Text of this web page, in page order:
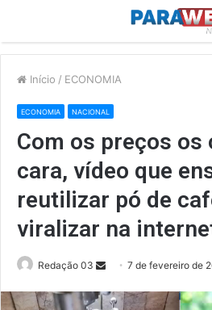
Início / ECONOMIA
ECONOMIA NACIONAL
Com os preços os
cara, vídeo que
reutilizar pó de
viralizar na
Redação 03
Send
email
7 de fevereiro de